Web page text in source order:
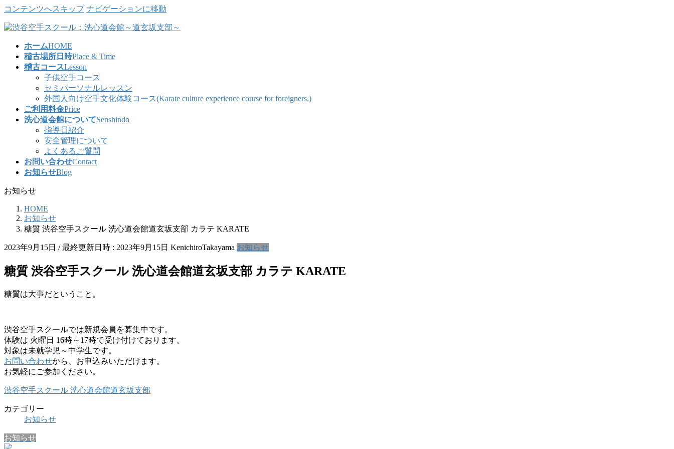
コンテンツへスキップ ナビゲーションに移動
ホームHOME
稽古場所日時Place & Time
稽古コースLesson
子供空手コース
セミパーソナルレッスン
外国人向け空手文化体験コース(Karate culture experience course for foreigners.)
ご利用料金Price
洗心道会館についてSenshindo
指導員紹介
安全管理について
よくあるご質問
お問い合わせContact
お知らせBlog
お知らせ
HOME
お知らせ
糖質 渋谷空手スクール 洗心道会館道玄坂支部 カラテ KARATE
2023年9月15日 / 最終更新日時 : 2023年9月15日 KenichiroTakayama お知らせ
糖質 渋谷空手スクール 洗心道会館道玄坂支部 カラテ KARATE
糖質は大事だということ。
渋谷空手スクールでは新規会員を募集中です。
体験は 火曜日 16時～17時で受け付けております。
対象は未就学児～中学生です。
お問い合わせから、お申込みいただけます。
お気軽にご参加ください。
渋谷空手スクール 洗心道会館道玄坂支部
カテゴリー
お知らせ
お知らせ